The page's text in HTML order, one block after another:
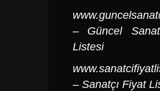
– Güncel
Listesi
– Sanatçı Fiyat